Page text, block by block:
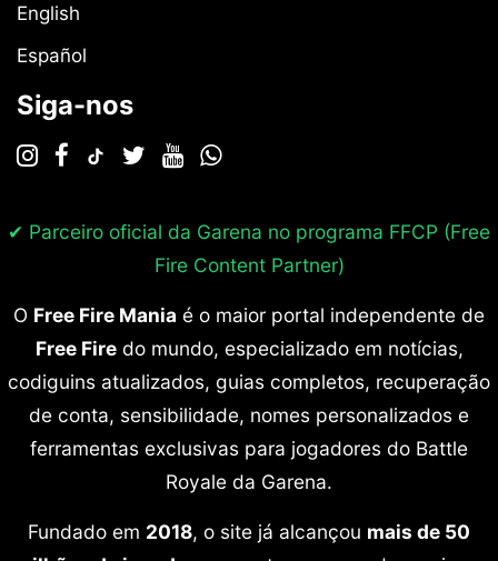
English
Español
Siga-nos
✔ Parceiro oficial da Garena no programa FFCP (Free
Fire Content Partner)
O Free Fire Mania é o maior portal independente de
Free Firedo mundo, especializado em notícias,
codiguins atualizados, guias completos, recuperação
de conta, sensibilidade, nomes personalizados e
ferramentas exclusivas para jogadores do Battle
Royale da Garena.
Fundado em 2018, o site já alcançou mais de 50